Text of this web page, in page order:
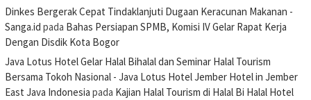
Dinkes Bergerak Cepat Tindaklanjuti Dugaan Keracunan Makanan -
Sanga.id pada Bahas Persiapan SPMB, Komisi IV Gelar Rapat Kerja
Dengan Disdik Kota Bogor
Java Lotus Hotel Gelar Halal Bihalal dan Seminar Halal Tourism
Bersama Tokoh Nasional - Java Lotus Hotel Jember Hotel in Jember
East Java Indonesia pada Kajian Halal Tourism di Halal Bi Halal Hotel